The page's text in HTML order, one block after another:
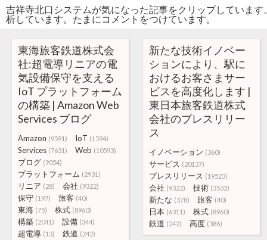
吉祥寺北口システムが気になった記事をクリップしていま
析しています。たまにコメントをつけています。
東海旅客鉄道株式会
社:超電導リニアの電
気設備保守を支える
IoT プラットフォーム
の構築 | Amazon Web
Services ブログ
Amazon (9591) IoT (1594)
Services (7631) Web (10593)
ブログ (9054)
プラットフォーム (2931)
リニア (28) 会社 (9322)
保守 (197) 旅客 (40)
東海 (75) 株式 (8960)
構築 (2041) 設備 (344)
超電導 (13) 鉄道 (242)
新たな技術イノベー
ションにより、駅に
おけるお客さまサー
ビスを高度化します |
東日本旅客鉄道株式
会社のプレスリリー
ス
イノベーション (360)
サービス (20137)
プレスリリース (19523)
会社 (9322) 技術 (3532)
新たな (378) 旅客 (40)
日本 (6311) 株式 (8960)
鉄道 (242) 高度 (386)